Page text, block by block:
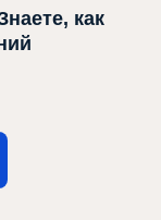
как